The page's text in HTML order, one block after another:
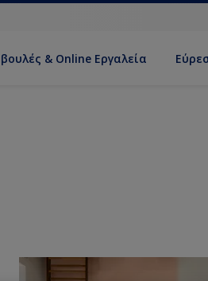
& Online Εργαλεία